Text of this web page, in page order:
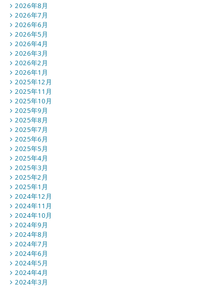
2026年8月
2026年7月
2026年6月
2026年5月
2026年4月
2026年3月
2026年2月
2026年1月
2025年12月
2025年11月
2025年10月
2025年9月
2025年8月
2025年7月
2025年6月
2025年5月
2025年4月
2025年3月
2025年2月
2025年1月
2024年12月
2024年11月
2024年10月
2024年9月
2024年8月
2024年7月
2024年6月
2024年5月
2024年4月
2024年3月